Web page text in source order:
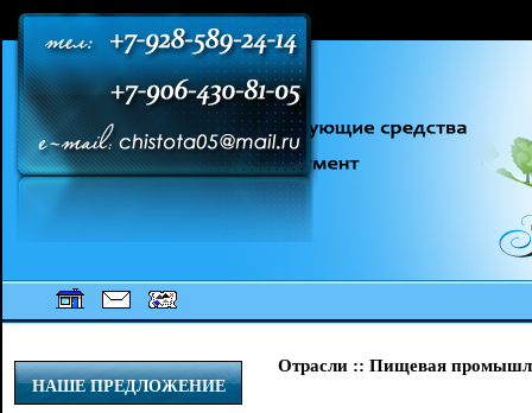
[an error occurred while processing this directive] [an error occurred while
processing this directive] [an error occurred while processing this directive]
НАШЕ ПРЕДЛОЖЕНИЕ
Отрасли :: Пищевая